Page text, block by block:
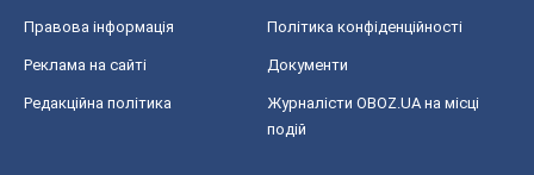
Правова інформація Політика конфіденційності
Реклама на сайті Документи
Редакційна політика
Журналісти OBOZ.UA на місці
подій